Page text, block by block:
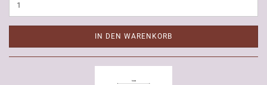
IN DEN WARENKORB